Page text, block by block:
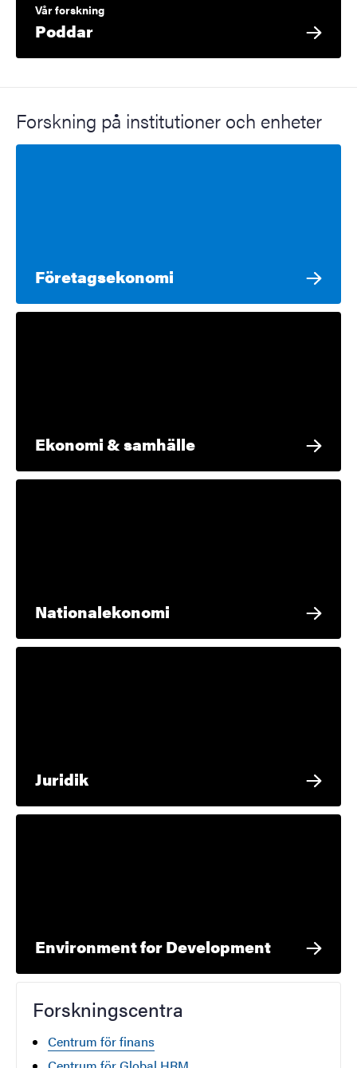
Vår forskning
Poddar
Forskning på institutioner och enheter
Företagsekonomi
Ekonomi & samhälle
Nationalekonomi
Juridik
Environment for Development
Forskningscentra
Centrum för finans